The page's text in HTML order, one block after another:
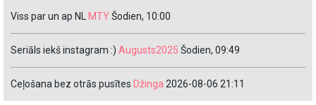
Viss par un ap NL MTYŠodien, 10:00
Seriāls iekš instagram :) Augusts2025 Šodien, 09:49
Ceļošana bez otrās pusītes Džinga 2026-08-06 21:11